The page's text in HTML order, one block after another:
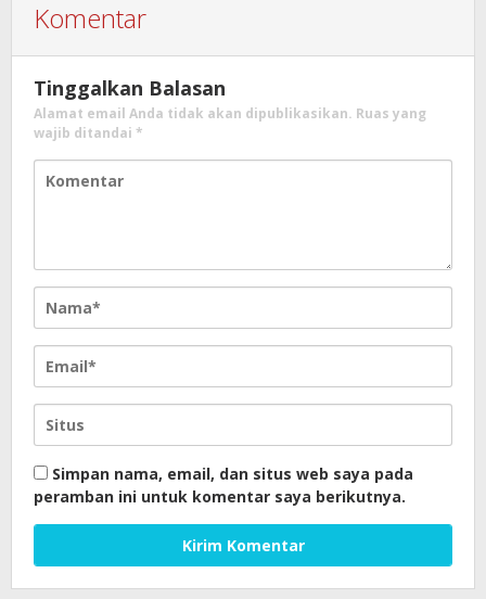
Komentar
Tinggalkan Balasan
Alamat email Anda tidak akan dipublikasikan. Ruas yang
wajib ditandai *
Simpan nama, email, dan situs web saya pada
peramban ini untuk komentar saya berikutnya.